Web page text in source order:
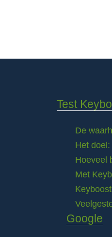
Test
De
Het
Hoeveel
Met
Google